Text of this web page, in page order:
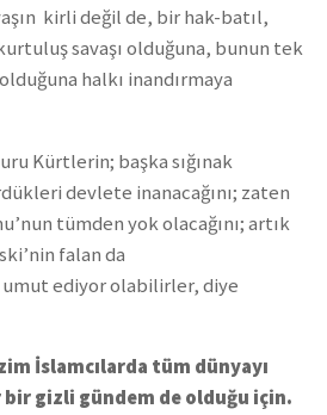
kirli değil de, bir hak-batıl,
savaşı olduğuna, bunun tek
halkı inandırmaya
Kürtlerin; başka sığınak
devlete inanacağını; zaten
tümden yok olacağını; artık
falan da
umut ediyor olabilirler, diye
İslamcılarda tüm dünyayı
gizli gündem de olduğu için.